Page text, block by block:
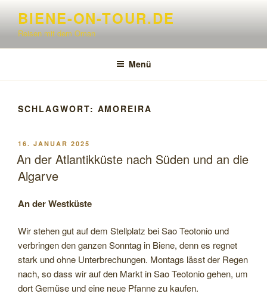
springen
BIENE-ON-TOUR.DE
Reisen mit dem Oman
Menü
SCHLAGWORT: AMOREIRA
VERÖFFENTLICHT
AM
16. JANUAR 2025
An der Atlantikküste nach Süden und an die
Algarve
An der Westküste
Wir stehen gut auf dem Stellplatz bei Sao Teotonio und
verbringen den ganzen Sonntag in Biene, denn es regnet
stark und ohne Unterbrechungen. Montags lässt der Regen
nach, so dass wir auf den Markt in Sao Teotonio gehen, um
dort Gemüse und eine neue Pfanne zu kaufen.